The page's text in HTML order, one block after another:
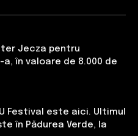
Jecza pentru
în valoare de 8.000 de
Festival este aici. Ultimul
în Pădurea Verde, la